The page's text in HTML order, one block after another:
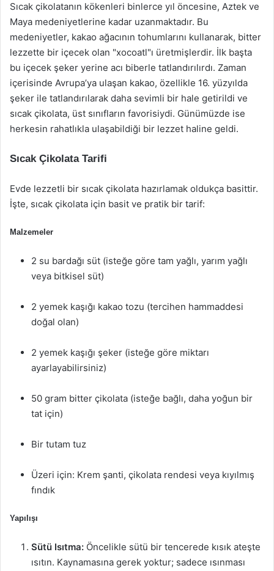
Sıcak çikolatanın kökenleri binlerce yıl öncesine, Aztek ve
Maya medeniyetlerine kadar uzanmaktadır. Bu
medeniyetler, kakao ağacının tohumlarını kullanarak, bitter
lezzette bir içecek olan "xocoatl"ı üretmişlerdir. İlk başta
bu içecek şeker yerine acı biberle tatlandırılırdı. Zaman
içerisinde Avrupa’ya ulaşan kakao, özellikle 16. yüzyılda
şeker ile tatlandırılarak daha sevimli bir hale getirildi ve
sıcak çikolata, üst sınıfların favorisiydi. Günümüzde ise
herkesin rahatlıkla ulaşabildiği bir lezzet haline geldi.
Sıcak Çikolata Tarifi
Evde lezzetli bir sıcak çikolata hazırlamak oldukça basittir.
İşte, sıcak çikolata için basit ve pratik bir tarif:
Malzemeler
2 su bardağı süt (isteğe göre tam yağlı, yarım yağlı
veya bitkisel süt)
2 yemek kaşığı kakao tozu (tercihen hammaddesi
doğal olan)
2 yemek kaşığı şeker (isteğe göre miktarı
ayarlayabilirsiniz)
50 gram bitter çikolata (isteğe bağlı, daha yoğun bir
tat için)
Bir tutam tuz
Üzeri için: Krem şanti, çikolata rendesi veya kıyılmış
fındık
Yapılışı
Sütü Isıtma: Öncelikle sütü bir tencerede kısık ateşte
ısıtın. Kaynamasına gerek yoktur; sadece ısınması